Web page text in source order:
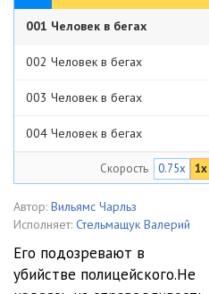
001 Человек в бегах
002 Человек в бегах
003 Человек в бегах
004 Человек в бегах
005 Человек в бегах
006 Человек в бегах
008 Человек в бегах
Скорость 0.75x 1x
Автор: Вильямс Чарльз
Исполняет: Стельмащук Валерий
Его подозревают в
убийстве полицейского.Не